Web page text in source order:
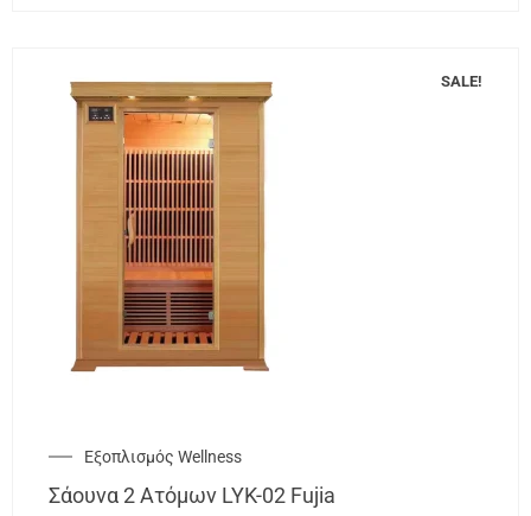
SALE!
Εξοπλισμός Wellness
Σάουνα 2 Ατόμων LYK-02 Fujia